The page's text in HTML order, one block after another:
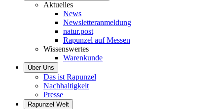
Aktuelles
News
Newsletteranmeldung
natur.post
Rapunzel auf Messen
Wissenswertes
Warenkunde
Über Uns
Das ist Rapunzel
Nachhaltigkeit
Presse
Rapunzel Welt